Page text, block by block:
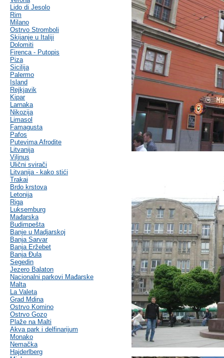
Lido di Jesolo
Rim
Milano
Ostrvo Stromboli
Skijanje u Italiji
Dolomiti
Firenca - Putopis
Piza
Sicilija
Palermo
Island
Rejkjavik
Kipar
Larnaka
Nikozija
Limasol
Famagusta
Pafos
Putevima Afrodite
Litvanija
Viljnus
Ulični svirači
Litvanija - kako stići
Trakai
Brdo krstova
Letonija
Riga
Luksemburg
Mađarska
Budimpešta
Banje u Madjarskoj
Banja Sarvar
Banja Eržebet
Banja Ðula
Segedin
Jezero Balaton
Nacionalni parkovi Mađarske
Malta
La Valeta
Grad Mdina
Ostrvo Komino
Ostrvo Gozo
Plaže na Malti
Akva park i delfinarijum
Monako
Nemačka
Hajderlberg